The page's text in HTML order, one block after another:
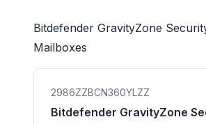
Bitdefender GravityZone
Mailboxes
2986ZZBCN360YLZZ
Bitdefender GravityZone